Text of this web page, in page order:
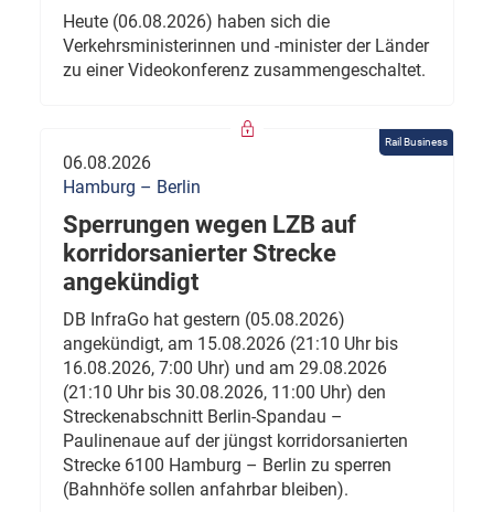
Heute (06.08.2026) haben sich die
Verkehrsministerinnen und -minister der Länder
zu einer Videokonferenz zusammengeschaltet.
Rail Business
06.08.2026
Hamburg – Berlin
Sperrungen wegen LZB auf
korridorsanierter Strecke
angekündigt
DB InfraGo hat gestern (05.08.2026)
angekündigt, am 15.08.2026 (21:10 Uhr bis
16.08.2026, 7:00 Uhr) und am 29.08.2026
(21:10 Uhr bis 30.08.2026, 11:00 Uhr) den
Streckenabschnitt Berlin-Spandau –
Paulinenaue auf der jüngst korridorsanierten
Strecke 6100 Hamburg – Berlin zu sperren
(Bahnhöfe sollen anfahrbar bleiben).